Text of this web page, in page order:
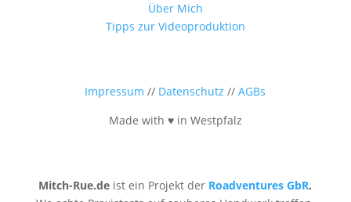
Über Mich
Tipps zur Videoproduktion
Impressum // Datenschutz //AGBs
Made with ♥ in Westpfalz
Mitch-Rue.de ist ein Projekt der Roadventures GbR.